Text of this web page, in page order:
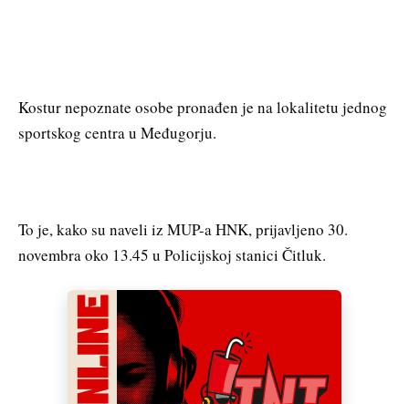
Kostur nepoznate osobe pronađen je na lokalitetu jednog
sportskog centra u Međugorju.
To je, kako su naveli iz MUP-a HNK, prijavljeno 30.
novembra oko 13.45 u Policijskoj stanici Čitluk.